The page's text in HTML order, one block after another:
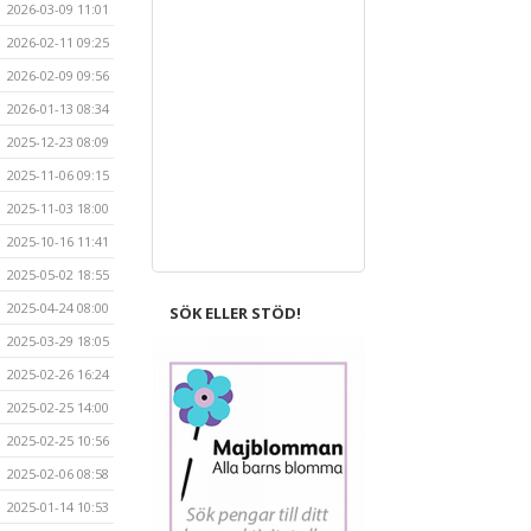
2026-03-09 11:01
2026-02-11 09:25
2026-02-09 09:56
2026-01-13 08:34
2025-12-23 08:09
2025-11-06 09:15
2025-11-03 18:00
2025-10-16 11:41
2025-05-02 18:55
2025-04-24 08:00
2025-03-29 18:05
2025-02-26 16:24
2025-02-25 14:00
2025-02-25 10:56
2025-02-06 08:58
2025-01-14 10:53
SÖK ELLER STÖD!